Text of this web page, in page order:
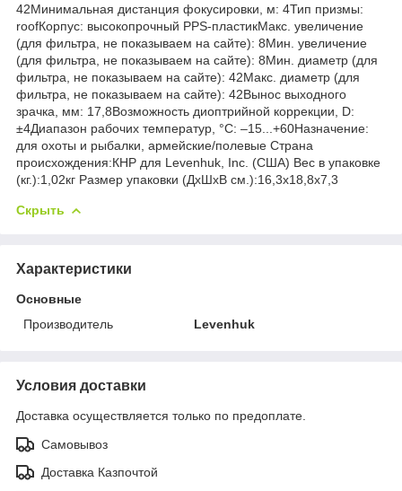
42Минимальная дистанция фокусировки, м: 4Тип призмы:
roofКорпус: высокопрочный PPS-пластикМакс. увеличение
(для фильтра, не показываем на сайте): 8Мин. увеличение
(для фильтра, не показываем на сайте): 8Мин. диаметр (для
фильтра, не показываем на сайте): 42Макс. диаметр (для
фильтра, не показываем на сайте): 42Вынос выходного
зрачка, мм: 17,8Возможность диоптрийной коррекции, D:
±4Диапазон рабочих температур, °С: –15...+60Назначение:
для охоты и рыбалки, армейские/полевые Страна
происхождения:КНР для Levenhuk, Inc. (США) Вес в упаковке
(кг.):1,02кг Размер упаковки (ДхШхВ см.):16,3x18,8x7,3
Скрыть
Характеристики
Основные
Производитель
Levenhuk
Условия доставки
Доставка осуществляется только по предоплате.
Самовывоз
Доставка Казпочтой